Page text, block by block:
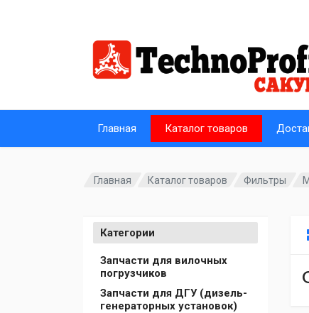
Главная Каталог товаров
Главная Каталог товаров Фильтры
Категории
Запчасти для вилочных
погрузчиков
Запчасти для ДГУ (дизель-
генераторных установок)